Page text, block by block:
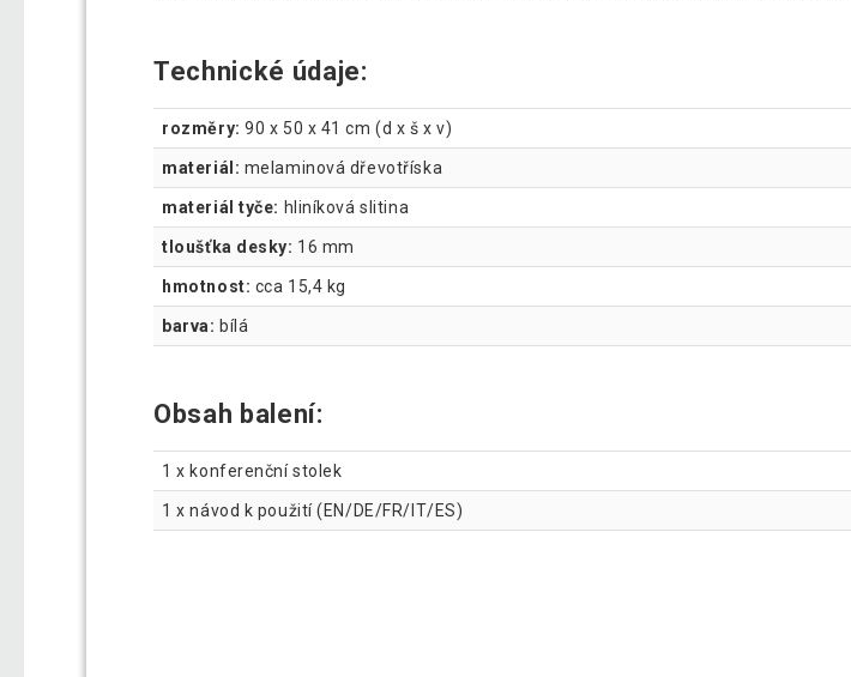
Technické údaje:
rozměry:90 x 50 x 41 cm (d x š x v)
materiál: melaminová dřevotříska
materiál tyče: hliníková slitina
tloušťka desky: 16 mm
hmotnost: cca 15,4 kg
barva: bílá
Obsah balení:
1 x konferenční stolek
1 x návod k použití (EN/DE/FR/IT/ES)